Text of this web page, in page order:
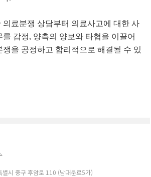
별시 중구 후암로 110 (남대문로5가)